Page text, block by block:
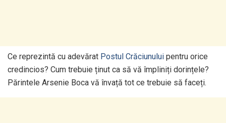
Ce reprezintă cu adevărat Postul Crăciunului pentru orice
credincios? Cum trebuie ținut ca să vă împliniți dorințele?
Părintele Arsenie Boca vă învață tot ce trebuie să faceți.